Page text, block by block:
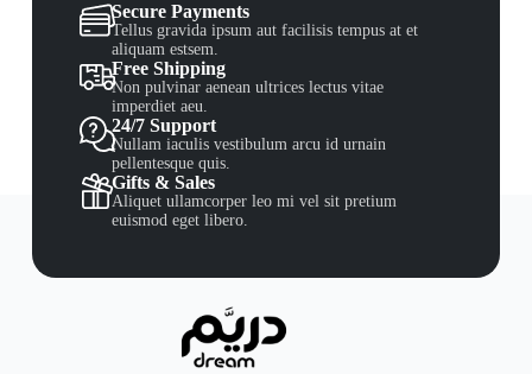
Secure Payments
Tellus gravida ipsum aut facilisis tempus at et
aliquam estsem.
Free Shipping
Non pulvinar aenean ultrices lectus vitae
imperdiet aeu.
24/7 Support
Nullam iaculis vestibulum arcu id urnain
pellentesque quis.
Gifts & Sales
Aliquet ullamcorper leo mi vel sit pretium
euismod eget libero.